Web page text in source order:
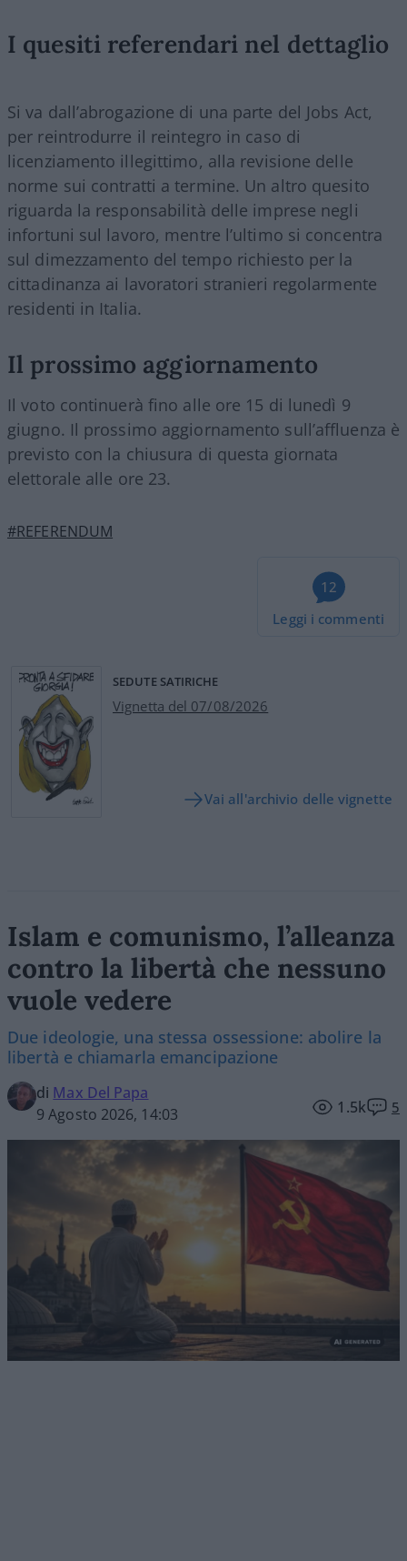
I quesiti referendari nel dettaglio
Si va dall’abrogazione di una parte del Jobs Act,
per reintrodurre il reintegro in caso di
licenziamento illegittimo, alla revisione delle
norme sui contratti a termine. Un altro quesito
riguarda la responsabilità delle imprese negli
infortuni sul lavoro, mentre l’ultimo si concentra
sul dimezzamento del tempo richiesto per la
cittadinanza ai lavoratori stranieri regolarmente
residenti in Italia.
Il prossimo aggiornamento
Il voto continuerà fino alle ore 15 di lunedì 9
giugno. Il prossimo aggiornamento sull’affluenza è
previsto con la chiusura di questa giornata
elettorale alle ore 23.
#REFERENDUM
12
Leggi i commenti
SEDUTE SATIRICHE
Vignetta del 07/08/2026
Vai all'archivio delle vignette
Islam e comunismo, l’alleanza
contro la libertà che nessuno
vuole vedere
Due ideologie, una stessa ossessione: abolire la
libertà e chiamarla emancipazione
di Max Del Papa
9 Agosto 2026, 14:03
1.5k 5